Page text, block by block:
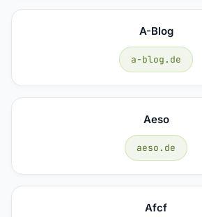
A-Blog
a-blog.de
Aeso
aeso.de
Afcf